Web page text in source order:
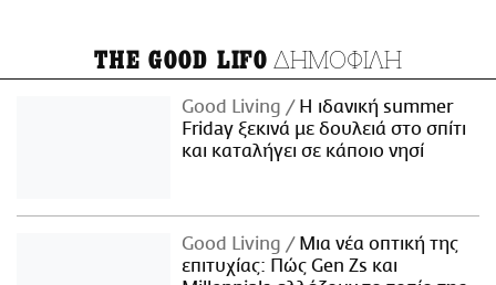
THE GOOD LIFO ΔΗΜΟΦΙΛΗ
Good Living
Η ιδανική summer
Friday ξεκινά με δουλειά στο σπίτι
και καταλήγει σε κάποιο νησί
Good Living
Μια νέα οπτική της
επιτυχίας: Πώς Gen Zs και